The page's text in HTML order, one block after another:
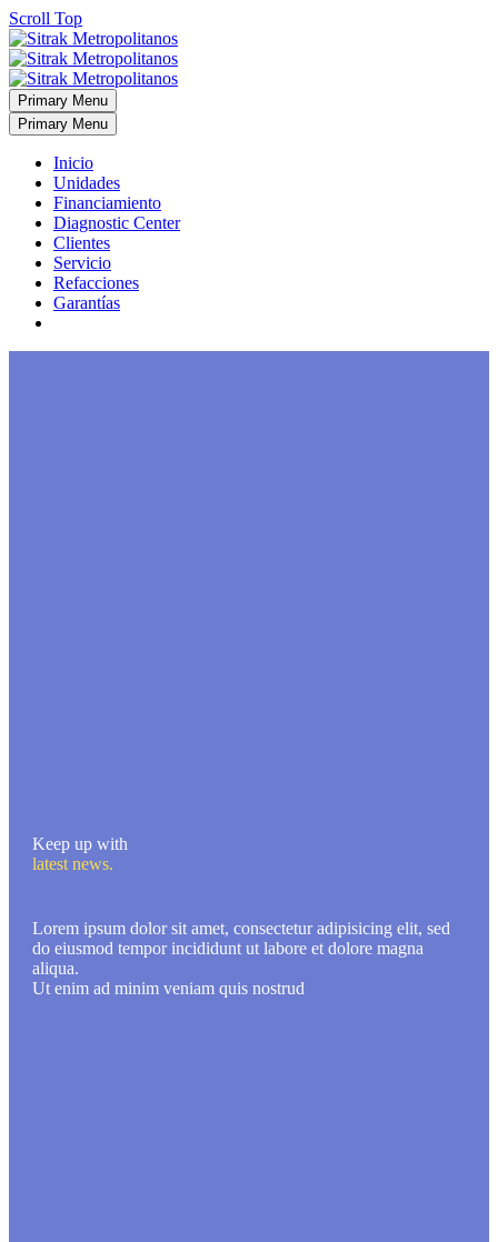
Scroll Top
Primary Menu
Primary Menu
Inicio
Unidades
Financiamiento
Diagnostic Center
Clientes
Servicio
Refacciones
Garantías
Keep up with
latest news.
Lorem ipsum dolor sit amet, consectetur adipisicing elit, sed
do eiusmod tempor incididunt ut labore et dolore magna
aliqua.
Ut enim ad minim veniam quis nostrud